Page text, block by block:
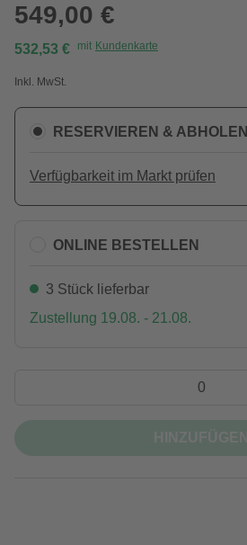
549,00 €
532,53 € mit Kundenkarte
Inkl. MwSt.
RESERVIEREN & ABHOLEN
Verfügbarkeit im Markt prüfen
ONLINE BESTELLEN
3 Stück lieferbar
Zustellung 19.08. - 21.08.